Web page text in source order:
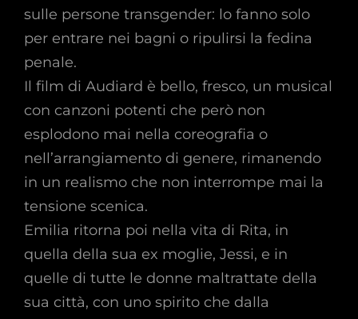
sulle persone transgender: lo fanno solo
per entrare nei bagni o ripulirsi la fedina
penale.
Il film di Audiard è bello, fresco, un musical
con canzoni potenti che però non
esplodono mai nella coreografia o
nell’arrangiamento di genere, rimanendo
in un realismo che non interrompe mai la
tensione scenica.
Emilia ritorna poi nella vita di Rita, in
quella della sua ex moglie, Jessi, e in
quelle di tutte le donne maltrattate della
sua città, con uno spirito che dalla